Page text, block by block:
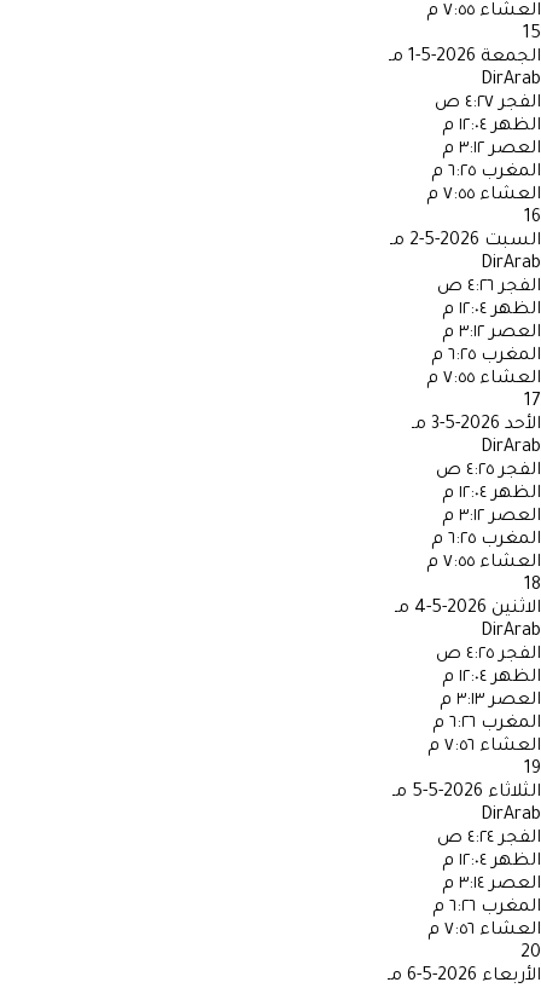
العشاء ٧:٥٥ م
15
الجمعة 2026-5-1 مـ
DirArab
الفجر ٤:٢٧ ص
الظهر ١٢:٠٤ م
العصر ٣:١٢ م
المغرب ٦:٢٥ م
العشاء ٧:٥٥ م
16
السبت 2026-5-2 مـ
DirArab
الفجر ٤:٢٦ ص
الظهر ١٢:٠٤ م
العصر ٣:١٢ م
المغرب ٦:٢٥ م
العشاء ٧:٥٥ م
17
الأحد 2026-5-3 مـ
DirArab
الفجر ٤:٢٥ ص
الظهر ١٢:٠٤ م
العصر ٣:١٢ م
المغرب ٦:٢٥ م
العشاء ٧:٥٥ م
18
الاثنين 2026-5-4 مـ
DirArab
الفجر ٤:٢٥ ص
الظهر ١٢:٠٤ م
العصر ٣:١٣ م
المغرب ٦:٢٦ م
العشاء ٧:٥٦ م
19
الثلاثاء 2026-5-5 مـ
DirArab
الفجر ٤:٢٤ ص
الظهر ١٢:٠٤ م
العصر ٣:١٤ م
المغرب ٦:٢٦ م
العشاء ٧:٥٦ م
20
الأربعاء 2026-5-6 مـ